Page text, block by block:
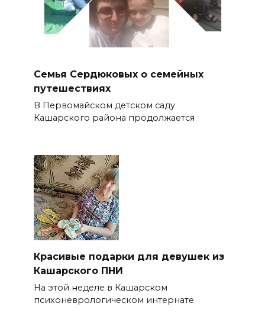
Семья Сердюковых о семейных
путешествиях
В Первомайском детском саду
Кашарского района продолжается
Красивые подарки для девушек из
Кашарского ПНИ
На этой неделе в Кашарском
психоневрологическом интернате